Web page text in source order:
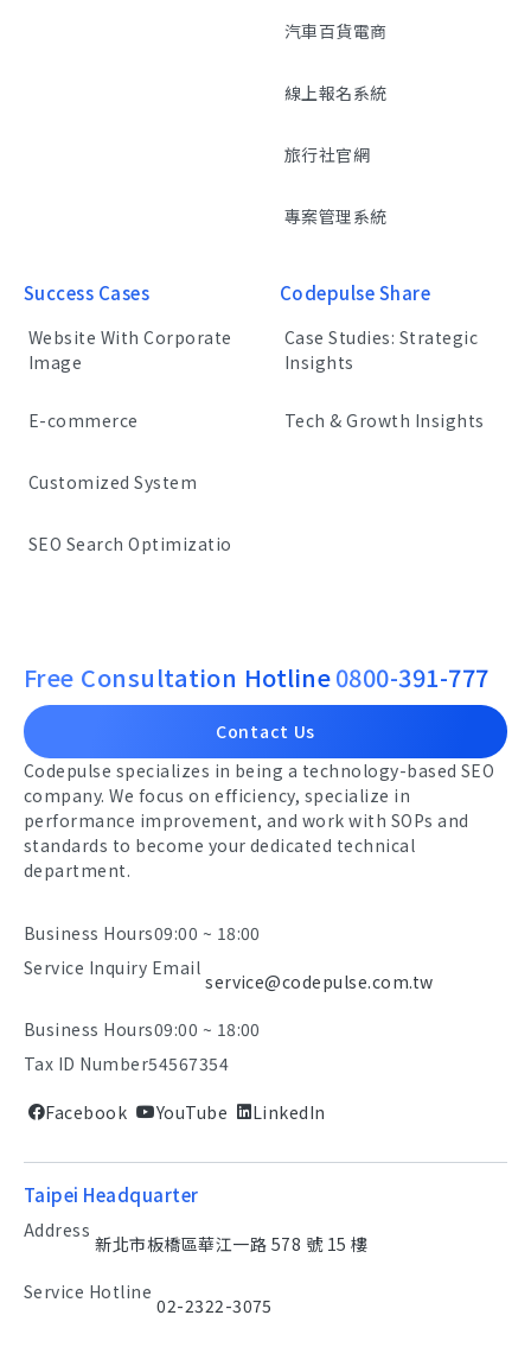
汽車百貨電商
線上報名系統
旅行社官網
專案管理系統
Success Cases
Website With Corporate
Image
E-commerce
Customized System
SEO Search Optimizatio
Codepulse Share
Case Studies: Strategic
Insights
Tech & Growth Insights
Free Consultation Hotline0800-391-777
Contact Us
Codepulse specializes in being a technology-based SEO
company. We focus on efficiency, specialize in
performance improvement, and work with SOPs and
standards to become your dedicated technical
department.
Business Hours09:00 ~ 18:00
Service Inquiry Email
service@codepulse.com.tw
Business Hours09:00 ~ 18:00
Tax ID Number54567354
Facebook YouTube LinkedIn
Taipei Headquarter
Address
新北市板橋區華江一路 578 號 15 樓
Service Hotline
02-2322-3075